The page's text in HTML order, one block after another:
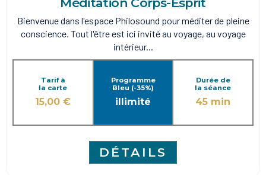
Bienvenue dans l'espace Philosound pour méditer de pleine
conscience. Tout l'être est ici invité au voyage, au voyage
intérieur...
Tarif à
la carte
15,00 €
Programme
Bleu (-35%)
illimité
Durée de
la séance
45 min
DÉTAILS